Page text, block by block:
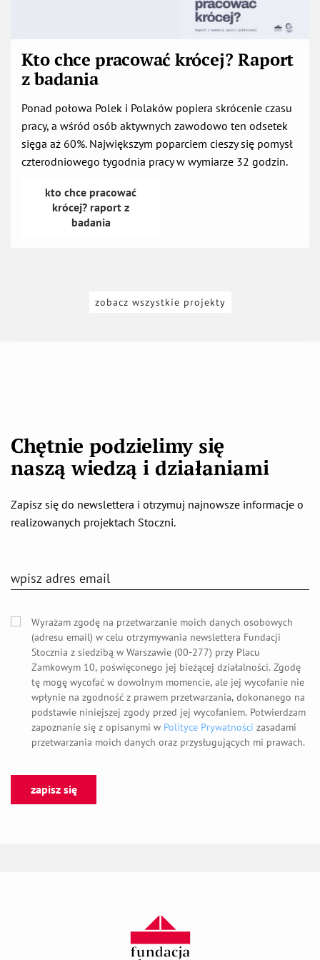
Kto chce pracować krócej? Raport
Ponad połowa Polek i Polaków popiera skrócenie czasu
pracy, a wśród osób aktywnych zawodowo ten odsetek
czterodniowego tygodnia pracy w wymiarze 32 godzin.
kto chce pracować
krócej? raport zotwiera się w nowej karcie
Zapisz się do newslettera i otrzymuj najnowsze informacje o
realizowanych projektach Stoczni.
Wyrażam zgodę na przetwarzanie moich danych osobowych
(adresu email) w celu otrzymywania newslettera Fundacji
Zamkowym 10, poświęconego jej bieżącej działalności. Zgodę
tę mogę wycofać w dowolnym momencie, ale jej wycofanie nie
wpłynie na zgodność z prawem przetwarzania, dokonanego na
podstawie niniejszej zgody przed jej wycofaniem. Potwierdzam
zapoznanie się z opisanymi w Polityce Prywatnościotwiera się w
zasadami
przetwarzania moich danych oraz przysługujących mi prawach.
zapisz się